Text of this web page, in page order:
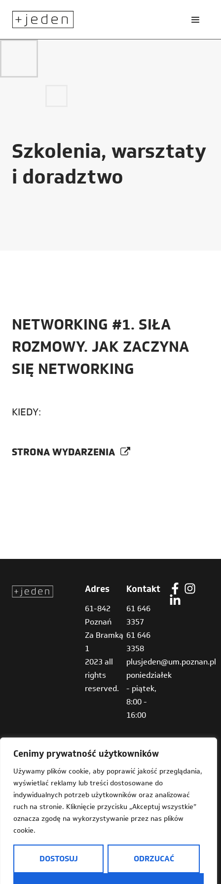
Cenimy prywatność użytkowników
Używamy plików cookie, aby poprawić jakość przeglądania,
wyświetlać reklamy lub treści dostosowane do
indywidualnych potrzeb użytkowników oraz analizować
ruch na stronie. Kliknięcie przycisku „Akceptuj wszystkie”
oznacza zgodę na wykorzystywanie przez nas plików
cookie.
DOSTOSUJ ODRZUCAĆ
Szkolenia, warsztaty
i doradztwo
NETWORKING #1. SIŁA
ROZMOWY. JAK ZACZYNA
SIĘ NETWORKING
KIEDY:
STRONA WYDARZENIA
Adres
61-842
Poznań
Za Bramką
1
2023 all
rights
reserved.
Kontakt
61 646
3357
61 646
3358
plusjeden@um.poznan.pl
poniedziałek
- piątek,
8:00 -
16:00
Deklaracja dostępności
Mapa strony
Dostępność
Informacja o Plus Jeden w języku prostym do czytania